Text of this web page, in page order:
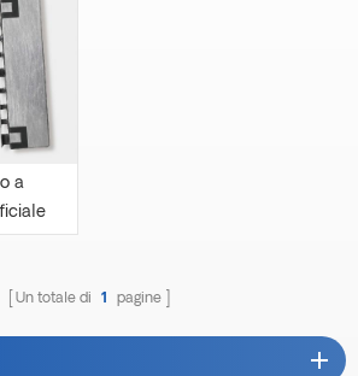
a
Un totale di 1 pagine